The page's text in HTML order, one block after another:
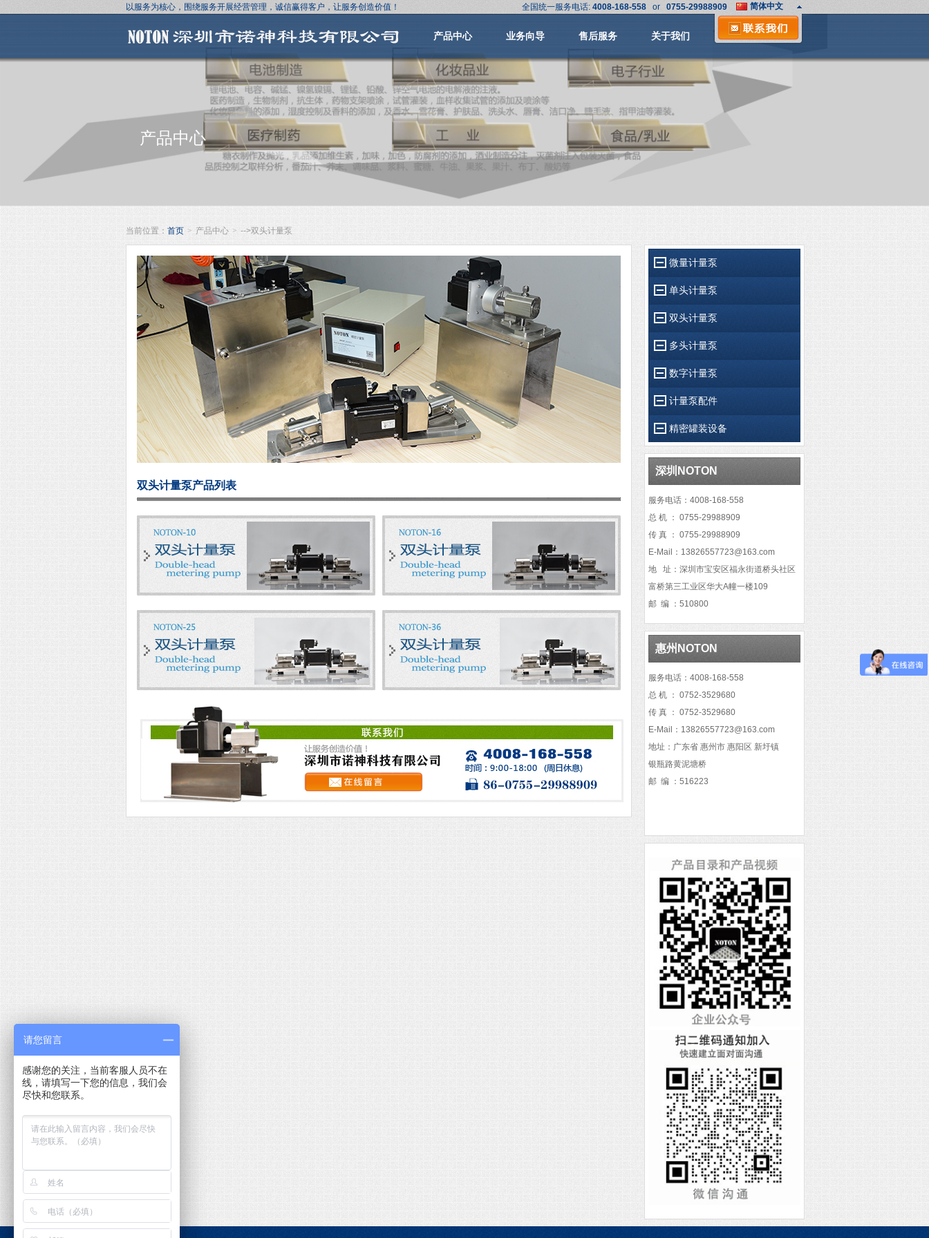
以服务为核心，围绕服务开展经营管理，诚信赢得客户，让服务创造价值！ 全国统一服务电话: 4008-168-558 or 0755-29988909
简体中文
English
日文
产品中心 业务向导 售后服务 关于我们
产品中心
当前位置： 首页 > 产品中心 > -->双头计量泵
双头计量泵产品列表
微量计量泵
单头计量泵
双头计量泵
多头计量泵
数字计量泵
计量泵配件
精密罐装设备
深圳NOTON
服务电话：4008-168-558
总 机 ： 0755-29988909
传 真 ： 0755-29988909
E-Mail：13826557723@163.com
地 址：深圳市宝安区福永街道桥头社区
富桥第三工业区华大A幢一楼109
邮 编 ：510800
惠州NOTON
服务电话：4008-168-558
总 机 ： 0752-3529680
传 真 ： 0752-3529680
E-Mail：13826557723@163.com
地址：广东省 惠州市 惠阳区 新圩镇
银瓶路黄泥塘桥
邮 编 ：516223
请您留言
感谢您的关注，当前客服人员不在
线，请填写一下您的信息，我们会
尽快和您联系。